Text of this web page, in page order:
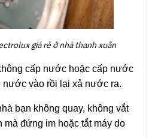
giá rẻ ở nhà thanh xuân
cấp nước hoặc cấp nước
vào rồi lại xả nước ra.
bạn không quay, không vắt
mà đứng im hoặc tắt máy do